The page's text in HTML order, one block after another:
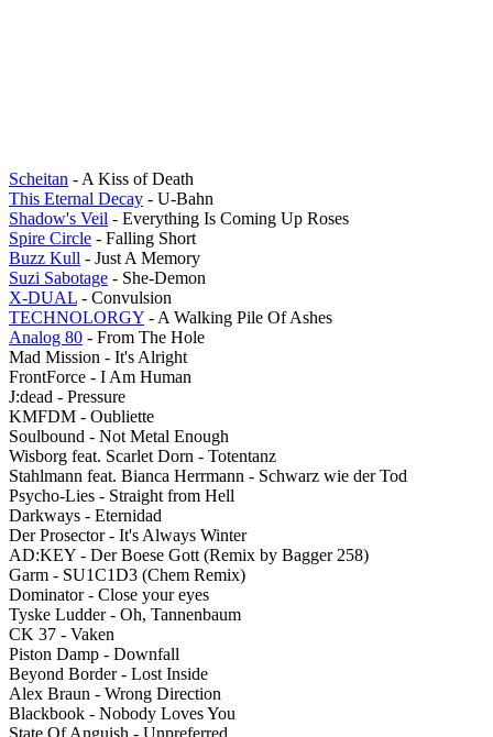
Scheitan - A Kiss of Death
This Eternal Decay - U-Bahn
Shadow's Veil - Everything Is Coming Up Roses
Spire Circle - Falling Short
Buzz Kull - Just A Memory
Suzi Sabotage - She-Demon
X-DUAL - Convulsion
TECHNOLORGY - A Walking Pile Of Ashes
Analog 80 - From The Hole
Mad Mission - It's Alright
FrontForce - I Am Human
J:dead - Pressure
KMFDM - Oubliette
Soulbound - Not Metal Enough
Wisborg feat. Scarlet Dorn - Totentanz
Stahlmann feat. Bianca Herrmann - Schwarz wie der Tod
Psycho-Lies - Straight from Hell
Darkways - Eternidad
Der Prosector - It's Always Winter
AD:KEY - Der Boese Gott (Remix by Bagger 258)
Garm - SU1C1D3 (Chem Remix)
Dominator - Close your eyes
Tyske Ludder - Oh, Tannenbaum
CK 37 - Vaken
Piston Damp - Downfall
Beyond Border - Lost Inside
Alex Braun - Wrong Direction
Blackbook - Nobody Loves You
State Of Anguish - Unpreferred